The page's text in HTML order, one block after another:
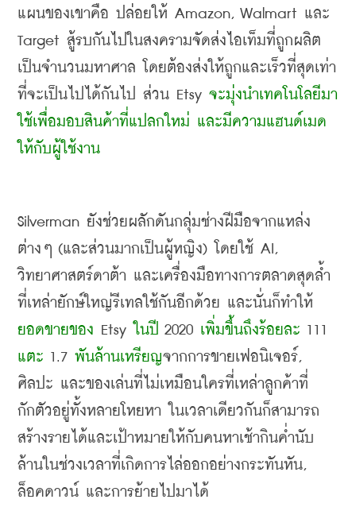
แผนของเขาคือ ปล่อยให้ Amazon, Walmart และ
Target สู้รบกันไปในสงครามจัดส่งไอเท็มที่ถูกผลิต
เป็นจำนวนมหาศาล โดยต้องส่งให้ถูกและเร็วที่สุดเท่า
ที่จะเป็นไปได้กันไป ส่วน Etsy จะมุ่งนำเทคโนโลยีมา
ใช้เพื่อมอบสินค้าที่แปลกใหม่ และมีความแฮนด์เมด
ให้กับผู้ใช้งาน
Silverman ยังช่วยผลักดันกลุ่มช่างฝีมือจากแหล่ง
ต่างๆ (และส่วนมากเป็นผู้หญิง) โดยใช้
วิทยาศาสตร์ดาต้า และเครื่องมือทางการตลาดสุดล้ำ
ที่เหล่ายักษ์ใหญ่รีเทลใช้กันอีกด้วย และนั่นก็ทำให้
ยอดขายของ Etsy ในปี 2020 เพิ่มขึ้นถึงร้อยละ
แตะ 1.7 พันล้านเหรียญจากการขายเฟอนิเจอร์
ศิลปะ และของเล่นที่ไม่เหมือนใครที่เหล่าลูกค้าที่
กักตัวอยู่ทั้งหลายโหยหา ในเวลาเดียวกันก็สามารถ
สร้างรายได้และเป้าหมายให้กับคนหาเช้ากินค่ำนับ
ล้านในช่วงเวลาที่เกิดการไล่ออกอย่างกระทันหัน
ล็อคดาวน์ และการย้ายไปมาได้